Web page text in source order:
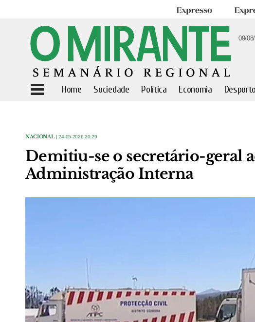
Expresso
09/
Home Sociedade Política Economia Desporto
NACIONAL| 24-05-2026 20:29
Demitiu-se o secretário-geral
Administração Interna